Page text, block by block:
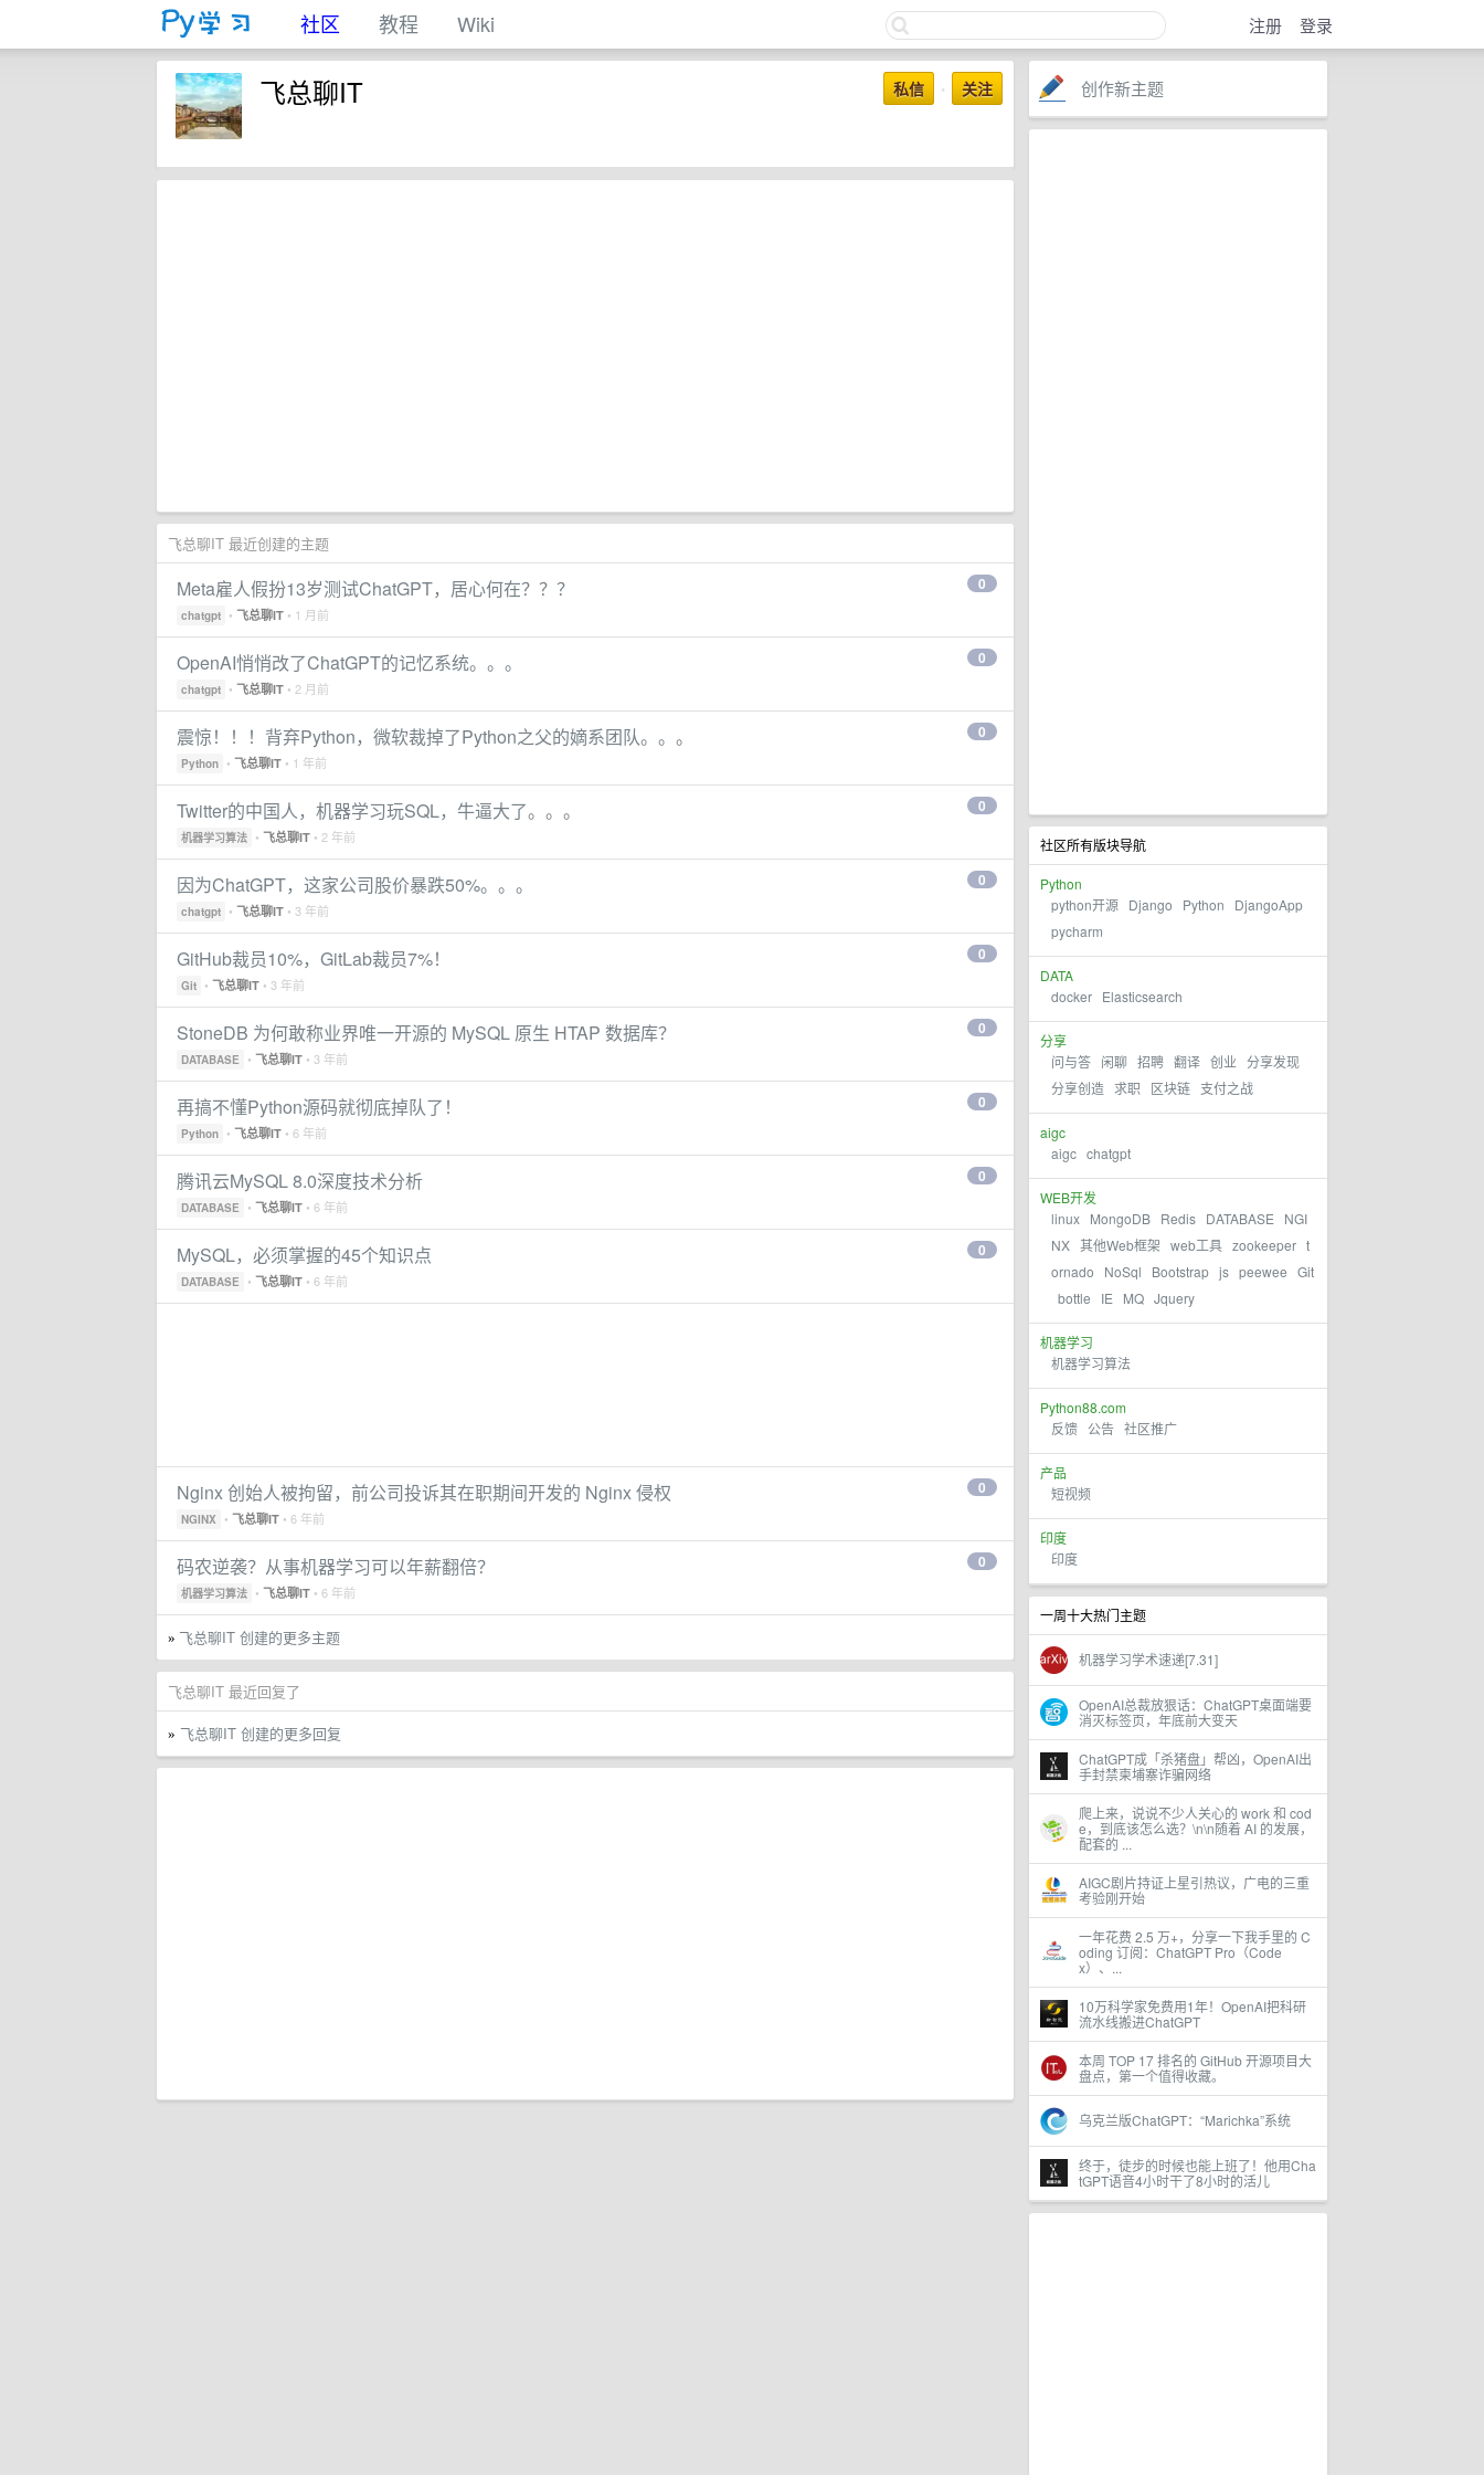
社区 教程 Wiki 注册 登录
创作新主题
社区所有版块导航
Python
python开源 Django Python
DjangoApp
pycharm
DATA
docker Elasticsearch
分享
问与答 闲聊 招聘 翻译 创业 分享发现
分享创造 求职 区块链 支付之战
aigc
aigc chatgpt
WEB开发
linux MongoDB Redis DATABASE
NGI
NX 其他Web框架 web工具 zookeeper t
ornado
NoSql Bootstrap js peewee Git
bottle
IE MQ Jquery
机器学习
机器学习算法
Python88.com
反馈 公告 社区推广
产品
短视频
印度
印度
一周十大热门主题
机器学习学术速递[7.31]
OpenAI总裁放狠话：ChatGPT桌面端要
消灭标签页，年底前大变天
ChatGPT成「杀猪盘」帮凶，OpenAI出
手封禁柬埔寨诈骗网络
爬上来，说说不少人关心的 work 和 cod
e，到底该怎么选？\n\n随着 AI 的发展，
配套的 ...
AIGC剧片持证上星引热议，广电的三重
考验刚开始
一年花费 2.5 万+，分享一下我手里的 C
oding 订阅：ChatGPT Pro（Code
x）、...
10万科学家免费用1年！OpenAI把科研
流水线搬进ChatGPT
本周 TOP 17 排名的 GitHub 开源项目大
盘点，第一个值得收藏。
乌克兰版ChatGPT：“Marichka”系统
终于，徒步的时候也能上班了！他用Cha
tGPT语音4小时干了8小时的活儿
私信 • 关注
飞总聊IT
飞总聊IT 最近创建的主题
0
Meta雇人假扮13岁测试ChatGPT，居心何在？？？
chatgpt • 飞总聊IT • 1 月前
0
OpenAI悄悄改了ChatGPT的记忆系统。。。
chatgpt • 飞总聊IT • 2 月前
0
震惊！！！背弃Python，微软裁掉了Python之父的嫡系团队。。。
Python • 飞总聊IT • 1 年前
0
Twitter的中国人，机器学习玩SQL，牛逼大了。。。
机器学习算法 • 飞总聊IT • 2 年前
0
因为ChatGPT，这家公司股价暴跌50%。。。
chatgpt • 飞总聊IT • 3 年前
0
GitHub裁员10%，GitLab裁员7%！
Git • 飞总聊IT • 3 年前
0
StoneDB 为何敢称业界唯一开源的 MySQL 原生 HTAP 数据库？
DATABASE • 飞总聊IT • 3 年前
0
再搞不懂Python源码就彻底掉队了！
Python • 飞总聊IT • 6 年前
0
腾讯云MySQL 8.0深度技术分析
DATABASE • 飞总聊IT • 6 年前
0
MySQL，必须掌握的45个知识点
DATABASE • 飞总聊IT • 6 年前
0
Nginx 创始人被拘留，前公司投诉其在职期间开发的 Nginx 侵权
NGINX • 飞总聊IT • 6 年前
0
码农逆袭？从事机器学习可以年薪翻倍？
机器学习算法 • 飞总聊IT • 6 年前
» 飞总聊IT 创建的更多主题
飞总聊IT 最近回复了
» 飞总聊IT 创建的更多回复